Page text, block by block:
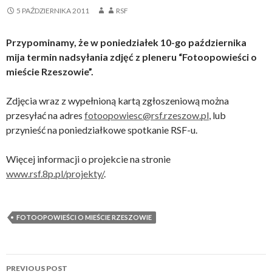
5 PAŹDZIERNIKA 2011 RSF
Przypominamy, że w poniedziałek 10-go października
mija termin nadsyłania zdjęć z pleneru “Fotoopowieści o
mieście Rzeszowie”.
Zdjęcia wraz z wypełnioną kartą zgłoszeniową można
przesyłać na adres fotoopowiesc@rsf.rzeszow.pl , lub
przynieść na poniedziałkowe spotkanie RSF-u.
Więcej informacji o projekcie na stronie
www.rsf.8p.pl/projekty/.
FOTOOPOWIEŚCI O MIEŚCIE RZESZOWIE
Post
PREVIOUS POST